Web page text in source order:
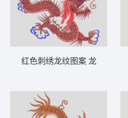
红色刺绣龙纹图案 龙